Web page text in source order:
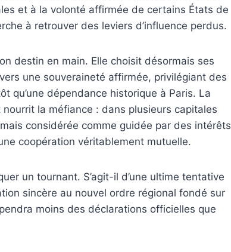
et à la volonté affirmée de certains États de
à retrouver des leviers d’influence perdus.
destin en main. Elle choisit désormais ses
une souveraineté affirmée, privilégiant des
qu’une dépendance historique à Paris. La
la méfiance : dans plusieurs capitales
considérée comme guidée par des intérêts
coopération véritablement mutuelle.
un tournant. S’agit-il d’une ultime tentative
sincère au nouvel ordre régional fondé sur
moins des déclarations officielles que